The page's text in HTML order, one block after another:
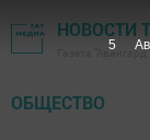
НОВОСТИ
Газета
ОБЩЕСТВО
5